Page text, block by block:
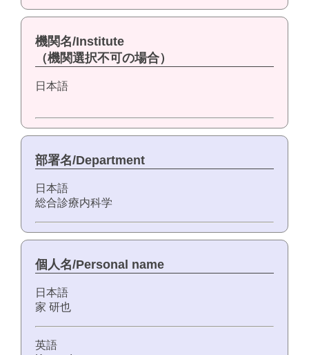
機関名/Institute
（機関選択不可の場合）
日本語
部署名/Department
日本語
総合診療内科学
個人名/Personal name
日本語
家 研也
英語